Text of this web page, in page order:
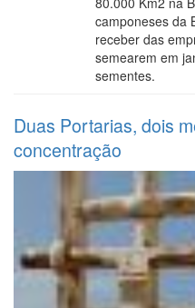
camponeses da
receber das
semearem em
sementes.
Duas Portarias, dois
concentração